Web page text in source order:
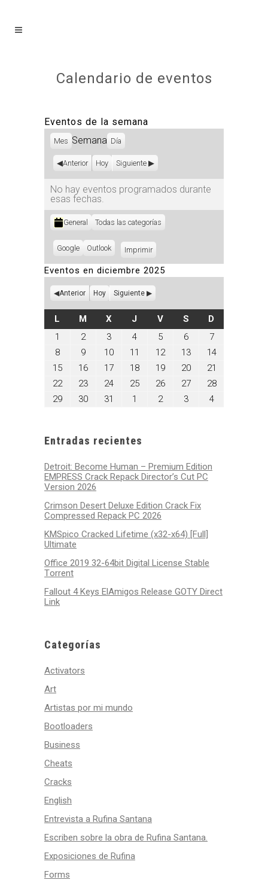
Calendario de eventos
Eventos de la semana
Mes Semana Día
Anterior Hoy Siguiente
No hay eventos programados durante
esas fechas.
Categorías
General Todas las categorías
Subscribe
Google
Subscribe
Outlook ImprimirVistas
Eventos en diciembre 2025
Anterior Hoy Siguiente
L LUNES
M MARTES
XMIÉRCOLES
J JUEVES
VVIERNES
SSÁBADO
D
1
diciembre
2025
2diciembre
2025
3diciembre
3,
2025
4diciembre
4,
2025
5diciembre
5,
2025
6diciembre
6,
2025
7diciembre
7,
2025
8diciembre
8,
2025
9diciembre
9,
2025
10diciembre
10,
11
diciembre
2025
12diciembre
2025
13diciembre
2025
14diciembre
15diciembre
2025
16diciembre
2025
17diciembre
2025
18diciembre
18,
2025
19diciembre
2025
20diciembre
20,
2025
21
21,
2025
22diciembre
2025
23diciembre
2025
24diciembre
25diciembre
26diciembre
27diciembre
28diciembre
29diciembre
30diciembre
31
diciembre
1
enero2enero3enero4enero
Entradas recientes
Detroit: Become Human – Premium Edition
EMPRESS Crack Repack Director’s Cut PC
Version 2026
Crimson Desert Deluxe Edition Crack Fix
Compressed Repack PC 2026
KMSpico Cracked Lifetime (x32-x64) [Full]
Ultimate
Office 2019 32-64bit Digital License Stable
Tоrrеnt
Fallout 4 Keys ElAmigos Release GOTY Direct
Link
Categorías
Activators
Art
Artistas por mi mundo
Bootloaders
Business
Cheats
Cracks
English
Entrevista a Rufina Santana
Escriben sobre la obra de Rufina Santana.
Exposiciones de Rufina
Forms